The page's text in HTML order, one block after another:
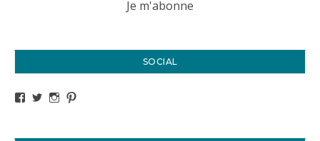
SOCIAL
Voir le profil de titval35 sur Facebook
Voir le profil de titval35 sur Twitter
Voir le profil de titval35 sur Instagram